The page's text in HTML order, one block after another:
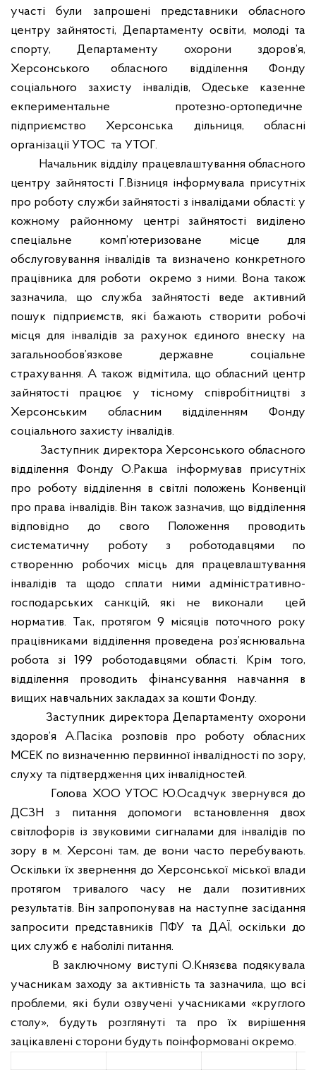
участі були запрошені представники обласного
центру зайнятості, Департаменту освіти, молоді та
спорту, Департаменту охорони здоров’я,
Херсонського обласного відділення Фонду
соціального захисту інвалідів, Одеське казенне
екпериментальне протезно-ортопедичне
підприємство Херсонська дільниця, обласні
організації УТОС та УТОГ.
Начальник відділу працевлаштування обласного
центру зайнятості Г.Візниця інформувала присутніх
про роботу служби зайнятості з інвалідами області: у
кожному районному центрі зайнятості виділено
спеціальне комп’ютеризоване місце для
обслуговування інвалідів та визначено конкретного
працівника для роботи
окремо з ними. Вона також
зазначила, що служба зайнятості веде активний
пошук підприємств, які бажають створити робочі
місця для інвалідів за рахунок єдиного внеску на
загальнообов’язкове державне соціальне
страхування. А також відмітила, що обласний центр
зайнятості працює у тісному співробітництві з
Херсонським обласним відділенням Фонду
соціального захисту інвалідів.
Заступник директора Херсонського обласного
відділення Фонду О.Ракша інформував присутніх
про роботу відділення в світлі положень Конвенції
про права інвалідів. Він також зазначив, що відділення
відповідно до свого Положення проводить
систематичну роботу з роботодавцями по
створенню робочих місць для працевлаштування
інвалідів та щодо сплати ними адміністративно-
господарських санкцій, які не виконали
цей
норматив. Так, протягом 9 місяців поточного року
працівниками відділення проведена роз’яснювальна
робота зі 199 роботодавцями області. Крім того,
відділення проводить фінансування навчання в
вищих навчальних закладах за кошти Фонду.
Заступник директора Департаменту охорони
здоров’я А.Пасіка розповів про роботу обласних
МСЕК по визначенню первинної інвалідності по зору,
слуху та підтвердження цих інвалідностей.
Голова ХОО УТОС Ю.Осадчук звернувся до
ДСЗН з питання допомоги встановлення двох
світлофорів із звуковими сигналами для інвалідів по
зору в м. Херсоні там, де вони часто перебувають.
Оскільки їх звернення до Херсонської міської влади
протягом тривалого часу не дали позитивних
результатів. Він запропонував на наступне засідання
запросити представників ПФУ та ДАЇ, оскільки до
цих служб є наболілі питання.
В заключному виступі О.Князєва подякувала
учасникам заходу за активність та зазначила, що всі
проблеми, які були озвучені учасниками «круглого
столу», будуть розглянуті та про їх вирішення
зацікавлені сторони будуть поінформовані окремо.